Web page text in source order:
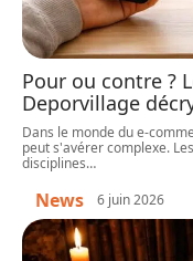
Pour ou contre ?
Deporvillage
Dans le monde du e-
peut s'avérer complexe.
disciplines…
News 6 juin 2026